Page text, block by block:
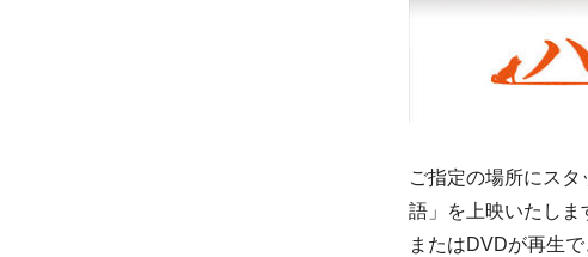
ご指定の場所にス
語」を上映いたしま
またはDVDが再生